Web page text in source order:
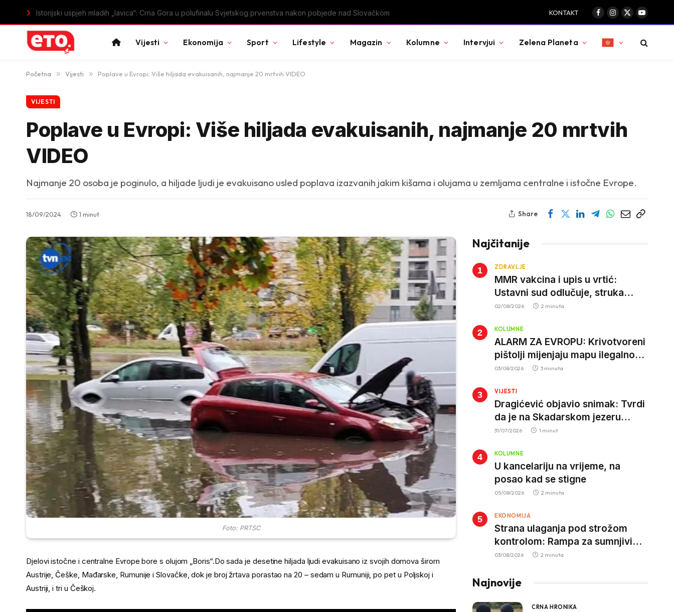
Istorijski uspjeh mladih „lavica“: Crna Gora u polufinalu Svjetskog prvenstva nakon pobjede nad Slovačkom KONTAKT
Facebook
Instagram
X
(Twitter)
YouTube
Vijesti Ekonomija Sport Lifestyle Magazin Kolumne Intervjui Zelena Planeta
Početna » Vijesti » Poplave u Evropi: Više hiljada evakuisanih, najmanje 20 mrtvih VIDEO
VIJESTI
Poplave u Evropi: Više hiljada evakuisanih, najmanje 20 mrtvih
VIDEO
Najmanje 20 osoba je poginulo, a hiljade ljudi je evakuisano usled poplava izazvanih jakim kišama i olujama u zemljama centralne i istočne Evrope.
18/09/2024 1 minut Share
Foto: PRTSC
Djelovi istočne i centralne Evrope bore s olujom „Boris“.Do sada je desetine hiljada ljudi evakuisano iz svojih domova širom
Austrije, Češke, Mađarske, Rumunije i Slovačke, dok je broj žrtava porastao na 20 – sedam u Rumuniji, po pet u Poljskoj i
Austriji, i tri u Češkoj.
Najčitanije
ZDRAVLJE
MMR vakcina i upis u vrtić:
Ustavni sud odlučuje, struka
poziva roditelje da vjeruju nauci
02/08/2026 2 minuta
KOLUMNE
ALARM ZA EVROPU: Krivotvoreni
pištolji mijenjaju mapu ilegalnog
tržišta, istrage ukazuju na
03/08/2026 3 minuta
VIJESTI
Dragićević objavio snimak: Tvrdi
da je na Skadarskom jezeru
ponovo aktivan krivolov strujom
31/07/2026 1 minut
KOLUMNE
U kancelariju na vrijeme, na
posao kad se stigne
05/08/2026 2 minuta
EKONOMIJA
Strana ulaganja pod strožom
kontrolom: Rampa za sumnjivi
kapital
03/08/2026 2 minuta
Najnovije
CRNA HRONIKA